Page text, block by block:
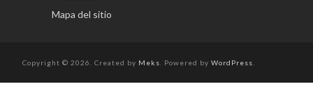
Mapa del sitio
Copyright © 2026. Created by Meks . Powered by WordPress